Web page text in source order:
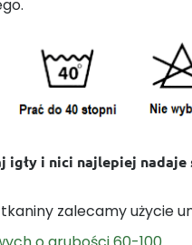
igły i nici najlepiej
zalecamy użycie